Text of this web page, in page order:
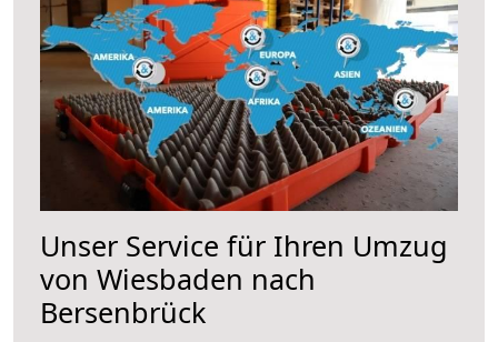
Unser Service für Ihren Umzug
von Wiesbaden nach
Bersenbrück